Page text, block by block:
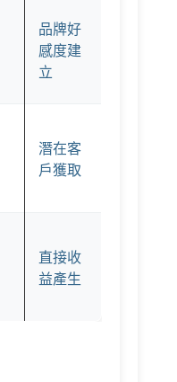
品牌好
感度建
立
潛在客
戶獲取
直接收
益產生